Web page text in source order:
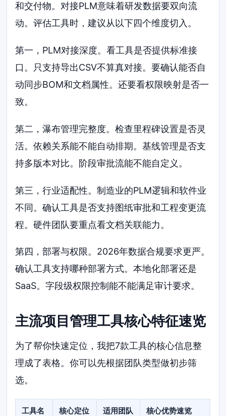
和交付物。对接PLM意味着研发数据要双向流
动。评估工具时，建议从以下四个维度切入。
第一，PLM对接深度。看工具是否提供标准接
口。只支持导出CSV不算真对接。要确认能否自
动同步BOM和文档属性。还要看权限映射是否一
致。
第二，瀑布管理完整度。检查里程碑设置是否灵
活。依赖关系能不能自动排期。基线管理是否支
持多版本对比。阶段审批流能不能自定义。
第三，行业适配性。制造业的PLM逻辑和软件业
不同。确认工具是否支持图纸审批和工程变更流
程。硬件团队要重点看文档关联能力。
第四，部署与权限。2026年数据合规要求更严。
确认工具支持哪种部署方式。本地化部署还是
SaaS。字段级权限控制能不能满足审计要求。
主流项目管理工具核心特征速览
为了帮你快速定位，我把7款工具的核心信息整
理成了表格。你可以先根据团队类型做初步筛
选。
工具名
核心定位
适用团队
核心优势速览